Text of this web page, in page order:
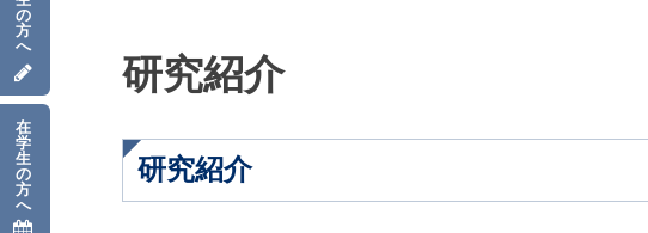
の
方
へ
在
学
生
の
方
へ
研究紹介
研究紹介